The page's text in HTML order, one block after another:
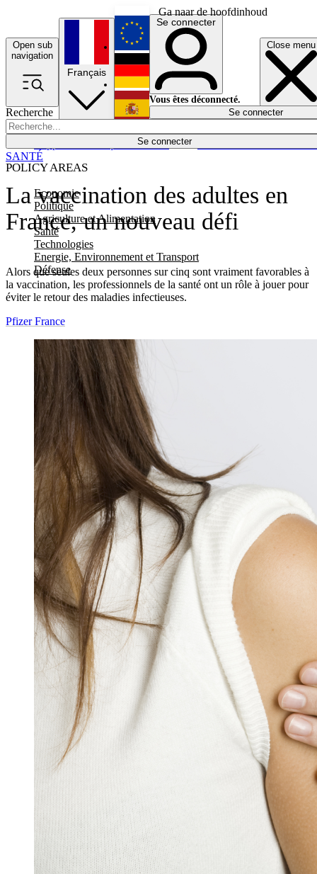
Ga naar de hoofdinhoud
Open sub
navigation
Close menu
Recherche
Se connecter
POLICY AREAS
Economie
Politique
Agriculture et Alimentation
Santé
Technologies
Energie, Environnement et Transport
Défense
Économie
Français
English
Deutsch
Español
Se connecter
Vous êtes déconnecté.
Se connecter
La vaccination des adultes en
France, un nouveau défi
Alors que seules deux personnes sur cinq sont vraiment favorables à
la vaccination, les professionnels de la santé ont un rôle à jouer pour
éviter le retour des maladies infectieuses.
SANTÉ
Pfizer France